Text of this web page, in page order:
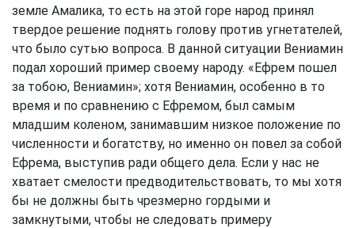
земле Амалика, то есть на этой горе народ принял
твердое решение поднять голову против угнетателей,
что было сутью вопроса. В данной ситуации Вениамин
подал хороший пример своему народу. «Ефрем пошел
за тобою, Вениамин»; хотя Вениамин, особенно в то
время и по сравнению с Ефремом, был самым
младшим коленом, занимавшим низкое положение по
численности и богатству, но именно он повел за собой
Ефрема, выступив ради общего дела. Если у нас не
хватает смелости предводительствовать, то мы хотя
бы не должны быть чрезмерно гордыми и
замкнутыми, чтобы не следовать примеру